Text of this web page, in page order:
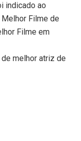
indicado ao
Melhor Filme de
Filme em
de melhor atriz de